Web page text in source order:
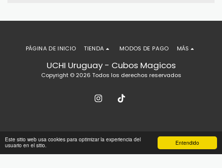
Entendido
Este sitio web usa cookies para optimizar la experiencia del
usuario en el sitio.
UCHI Uruguay - Cubos Magicos
Copyright © 2026 Todos los derechos reservados
PÁGINA DE INICIO TIENDA MODOS DE PAGO MÁS